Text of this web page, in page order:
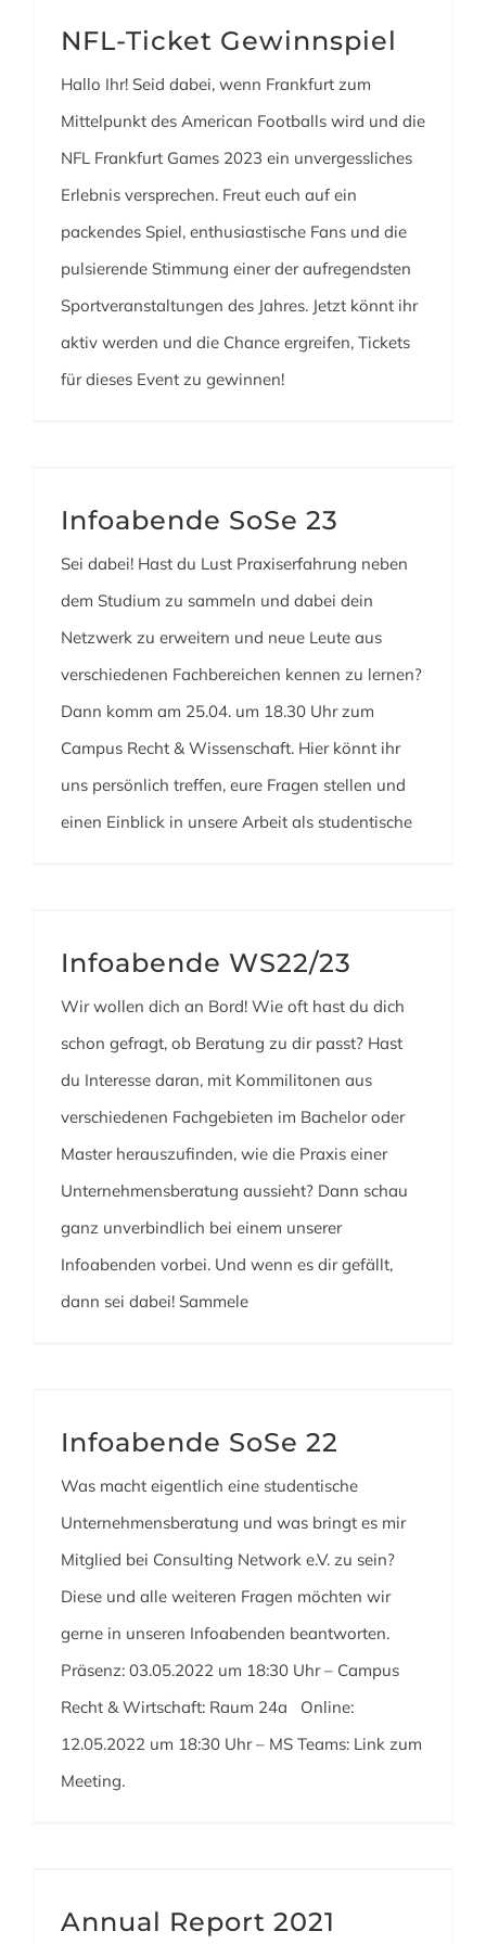
NFL-Ticket Gewinnspiel
Hallo Ihr! Seid dabei, wenn Frankfurt zum
Mittelpunkt des American Footballs wird und die
NFL Frankfurt Games 2023 ein unvergessliches
Erlebnis versprechen. Freut euch auf ein
packendes Spiel, enthusiastische Fans und die
pulsierende Stimmung einer der aufregendsten
Sportveranstaltungen des Jahres. Jetzt könnt ihr
aktiv werden und die Chance ergreifen, Tickets
für dieses Event zu gewinnen!
Infoabende SoSe 23
Sei dabei! Hast du Lust Praxiserfahrung neben
dem Studium zu sammeln und dabei dein
Netzwerk zu erweitern und neue Leute aus
verschiedenen Fachbereichen kennen zu lernen?
Dann komm am 25.04. um 18.30 Uhr zum
Campus Recht & Wissenschaft. Hier könnt ihr
uns persönlich treffen, eure Fragen stellen und
einen Einblick in unsere Arbeit als studentische
Infoabende WS22/23
Wir wollen dich an Bord! Wie oft hast du dich
schon gefragt, ob Beratung zu dir passt? Hast
du Interesse daran, mit Kommilitonen aus
verschiedenen Fachgebieten im Bachelor oder
Master herauszufinden, wie die Praxis einer
Unternehmensberatung aussieht? Dann schau
ganz unverbindlich bei einem unserer
Infoabenden vorbei. Und wenn es dir gefällt,
dann sei dabei! Sammele
Infoabende SoSe 22
Was macht eigentlich eine studentische
Unternehmensberatung und was bringt es mir
Mitglied bei Consulting Network e.V. zu sein?
Diese und alle weiteren Fragen möchten wir
gerne in unseren Infoabenden beantworten.
Präsenz: 03.05.2022 um 18:30 Uhr – Campus
Recht & Wirtschaft: Raum 24a Online:
12.05.2022 um 18:30 Uhr – MS Teams: Link zum
Meeting.
Annual Report 2021